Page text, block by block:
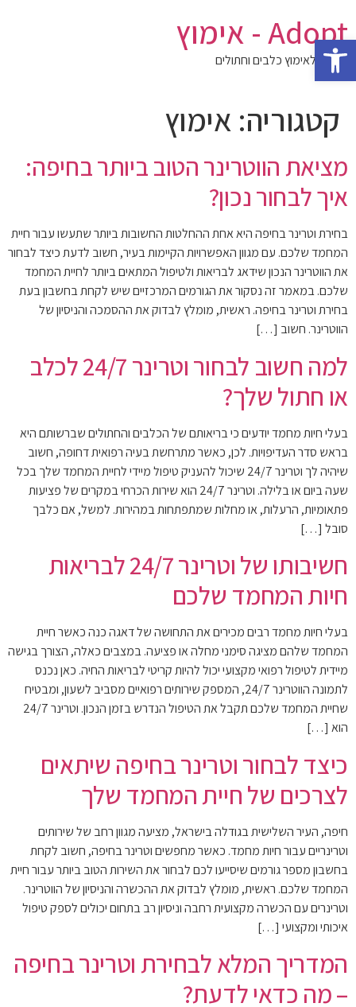
פתח סרגל נגישות
לתוכן
Adopt - אימוץ
המגזין לאימוץ כלבים וחתולים
קטגוריה: אימוץ
מציאת הווטרינר הטוב ביותר בחיפה:
איך לבחור נכון?
בחירת וטרינר בחיפה היא אחת ההחלטות החשובות ביותר שתעשו עבור חיית
המחמד שלכם. עם מגוון האפשרויות הקיימות בעיר, חשוב לדעת כיצד לבחור
את הווטרינר הנכון שידאג לבריאות ולטיפול המתאים ביותר לחיית המחמד
שלכם. במאמר זה נסקור את הגורמים המרכזיים שיש לקחת בחשבון בעת
בחירת וטרינר בחיפה. ראשית, מומלץ לבדוק את ההסמכה והניסיון של
הווטרינר. חשוב […]
למה חשוב לבחור וטרינר 24/7 לכלב
או חתול שלך?
בעלי חיות מחמד יודעים כי בריאותם של הכלבים והחתולים שברשותם היא
בראש סדר העדיפויות. לכן, כאשר מתרחשת בעיה רפואית דחופה, חשוב
שיהיה לך וטרינר 24/7 שיכול להעניק טיפול מיידי לחיית המחמד שלך בכל
שעה ביום או בלילה. וטרינר 24/7 הוא שירות הכרחי במקרים של פציעות
פתאומיות, הרעלות, או מחלות שמתפתחות במהירות. למשל, אם כלבך
סובל […]
חשיבותו של וטרינר 24/7 לבריאות
חיות המחמד שלכם
בעלי חיות מחמד רבים מכירים את התחושה של דאגה כנה כאשר חיית
המחמד שלהם מציגה סימני מחלה או פציעה. במצבים כאלה, הצורך בגישה
מיידית לטיפול רפואי מקצועי יכול להיות קריטי לבריאות החיה. כאן נכנס
לתמונה הווטרינר 24/7, המספק שירותים רפואיים מסביב לשעון, ומבטיח
שחיית המחמד שלכם תקבל את הטיפול הנדרש בזמן הנכון. וטרינר 24/7
הוא […]
כיצד לבחור וטרינר בחיפה שיתאים
לצרכים של חיית המחמד שלך
חיפה, העיר השלישית בגודלה בישראל, מציעה מגוון רחב של שירותים
וטרינריים עבור חיות מחמד. כאשר מחפשים וטרינר בחיפה, חשוב לקחת
בחשבון מספר גורמים שיסייעו לכם לבחור את השירות הטוב ביותר עבור חיית
המחמד שלכם. ראשית, מומלץ לבדוק את ההכשרה והניסיון של הווטרינר.
וטרינרים עם הכשרה מקצועית רחבה וניסיון רב בתחום יכולים לספק טיפול
איכותי ומקצועי […]
המדריך המלא לבחירת וטרינר בחיפה
– מה כדאי לדעת?